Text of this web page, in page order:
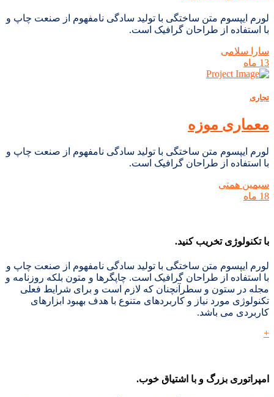
لورم ایپسوم متن ساختگی با تولید سادگی نامفهوم از صنعت چاپ و
با استفاده از طراحان گرافیک است.
سارا سلامی
13 ماه
تجاری
معماری موزه
لورم ایپسوم متن ساختگی با تولید سادگی نامفهوم از صنعت چاپ و
با استفاده از طراحان گرافیک است.
سیمین همتی
18 ماه
با تکنولوژی تخریب کنید.
لورم ایپسوم متن ساختگی با تولید سادگی نامفهوم از صنعت چاپ و
با استفاده از طراحان گرافیک است. چاپگرها و متون بلکه روزنامه و
مجله در ستون و سطرآنچنان که لازم است و برای شرایط فعلی
تکنولوژی مورد نیاز و کاربردهای متنوع با هدف بهبود ابزارهای
کاربردی می باشد.
+
امپراتوری بزرگ و با اشتیاق خوب.